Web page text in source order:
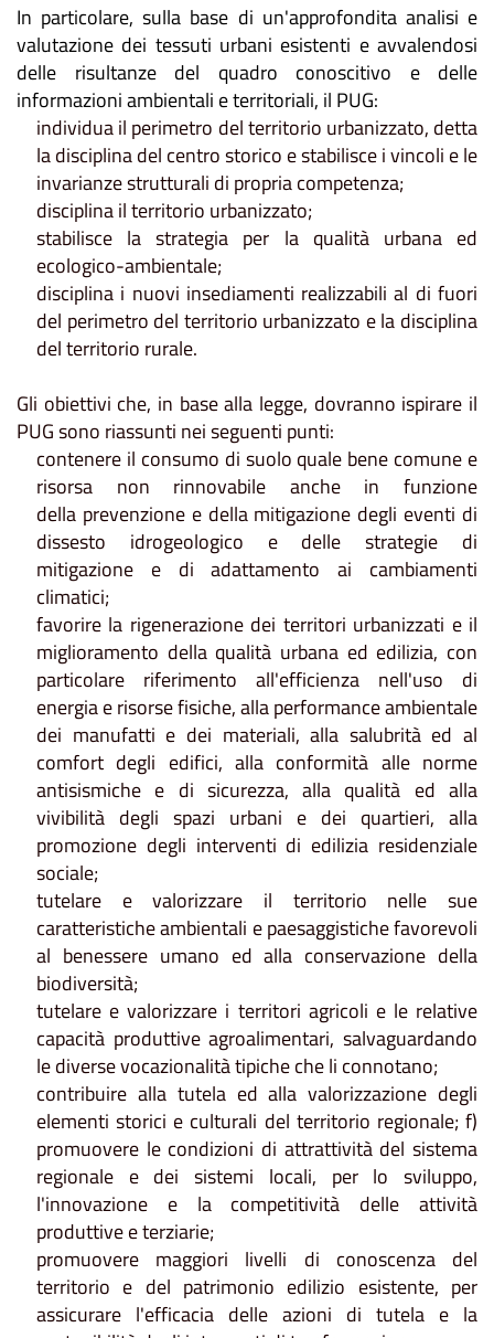
In particolare, sulla base di un'approfondita analisi e
valutazione dei tessuti urbani esistenti e avvalendosi
delle risultanze del quadro conoscitivo e delle
informazioni ambientali e territoriali, il PUG:
individua il perimetro del territorio urbanizzato, detta
la disciplina del centro storico e stabilisce i vincoli e le
invarianze strutturali di propria competenza;
disciplina il territorio urbanizzato;
stabilisce la strategia per la qualità urbana ed
ecologico-ambientale;
disciplina i nuovi insediamenti realizzabili al di fuori
del perimetro del territorio urbanizzato e la disciplina
del territorio rurale.
Gli obiettivi che, in base alla legge, dovranno ispirare il
PUG sono riassunti nei seguenti punti:
contenere il consumo di suolo quale bene comune e
risorsa non rinnovabile anche in funzione
della prevenzionee della mitigazione degli eventi di
dissesto idrogeologico e delle strategie di
mitigazione e di adattamento ai cambiamenti
climatici;
favorire la rigenerazione dei territori urbanizzati e il
miglioramento della qualità urbana ed edilizia, con
particolare riferimento all'efficienza nell'uso di
energia e risorse fisiche, alla performance ambientale
dei manufatti e dei materiali, alla salubrità ed al
comfort degli edifici, alla conformità alle norme
antisismiche e di sicurezza, alla qualità ed alla
vivibilità degli spazi urbani e dei quartieri, alla
promozione degli interventi di edilizia residenziale
sociale;
tutelare e valorizzare il territorio nelle sue
caratteristiche ambientali e paesaggistiche favorevoli
al benessere umano ed alla conservazione della
biodiversità;
tutelare e valorizzare i territori agricoli e le relative
capacità produttive agroalimentari, salvaguardando
le diverse vocazionalità tipiche che li connotano;
contribuire alla tutela ed alla valorizzazione degli
elementi storici e culturali del territorio regionale; f)
promuovere le condizioni di attrattività del sistema
regionale e dei sistemi locali, per lo sviluppo,
l'innovazione e la competitività delle attività
produttive e terziarie;
promuovere maggiori livelli di conoscenza del
territorio e del patrimonio edilizio esistente, per
assicurare l'efficacia delle azioni di tutela e la